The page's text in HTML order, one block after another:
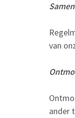
van
ander